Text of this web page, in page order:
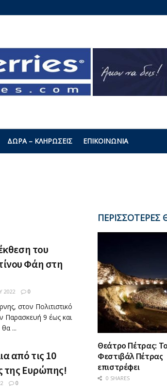
ΔΏΡΑ – ΚΛΗΡΏΣΕΙΣ ΕΠΙΚΟΙΝΩΝΊΑ
του
Φάη στη
2022 0
στον Πολιτιστικό
Παρασκευή 9 έως και
...
από τις 10
της Ευρώπης!
0
ΠΕΡΙΣΣΟΤΕΡΕΣ
Θεάτρο Πέτρας:
Φεστιβάλ Πέτρας
επιστρέφει
0 SHARES